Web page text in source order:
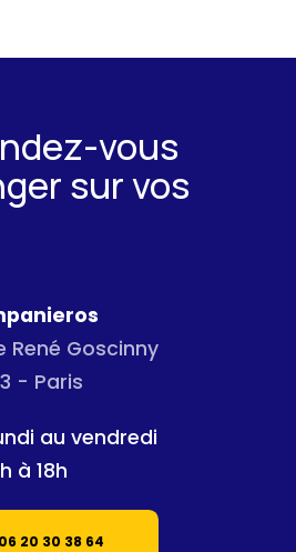
vous
sur vos
René Goscinny
- Paris
au vendredi
à 18h
20 30 38 64